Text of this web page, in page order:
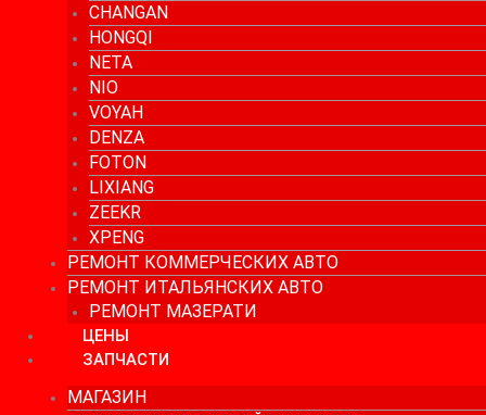
CHANGAN
HONGQI
NETA
NIO
VOYAH
DENZA
FOTON
LIXIANG
ZEEKR
XPENG
РЕМОНТ КОММЕРЧЕСКИХ АВТО
РЕМОНТ ИТАЛЬЯНСКИХ АВТО
РЕМОНТ МАЗЕРАТИ
ЦЕНЫ
ЗАПЧАСТИ
МАГАЗИН